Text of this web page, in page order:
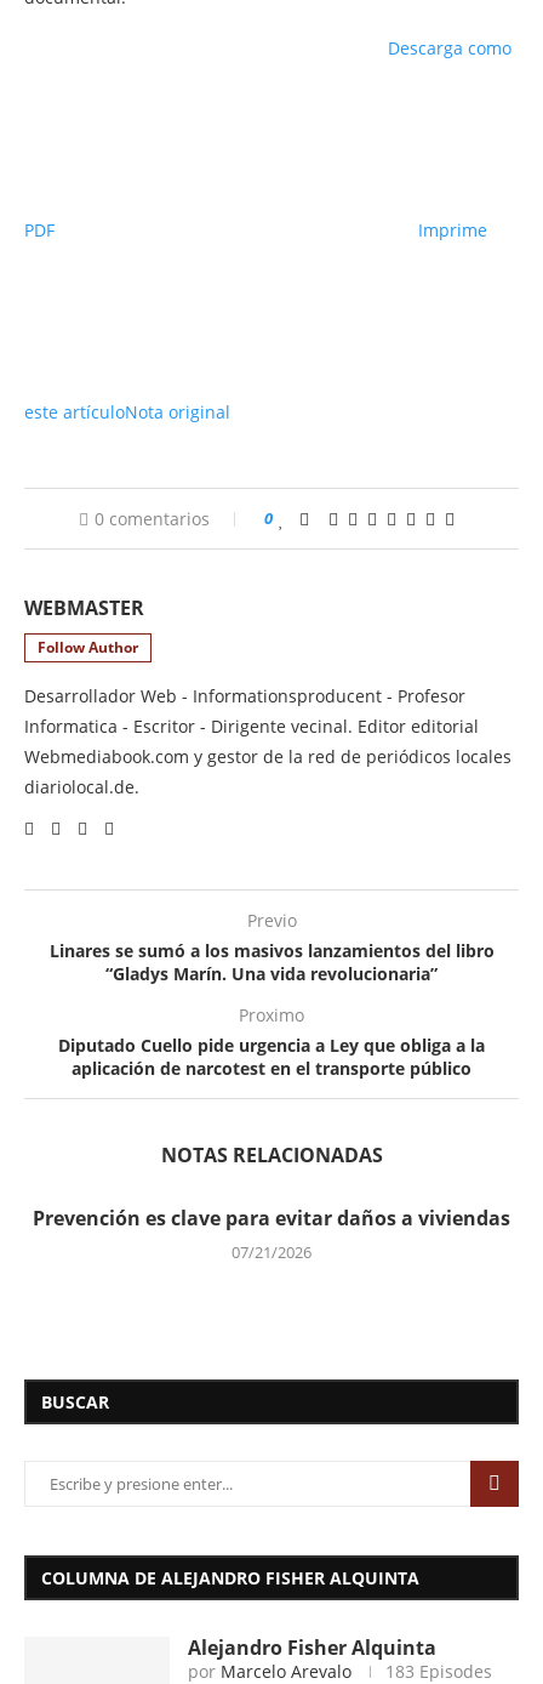
Descarga como
PDF Imprime
este artículoNota original
0 comentarios 0
WEBMASTER
Follow Author
Desarrollador Web - Informationsproducent - Profesor
Informatica - Escritor - Dirigente vecinal. Editor editorial
Webmediabook.com y gestor de la red de periódicos locales
diariolocal.de.
Previo
Linares se sumó a los masivos lanzamientos del libro
“Gladys Marín. Una vida revolucionaria”
Proximo
Diputado Cuello pide urgencia a Ley que obliga a la
aplicación de narcotest en el transporte público
NOTAS RELACIONADAS
Prevención es clave para evitar daños a viviendas
07/21/2026
BUSCAR
COLUMNA DE ALEJANDRO FISHER ALQUINTA
Alejandro Fisher Alquinta
por Marcelo Arevalo 183 Episodes